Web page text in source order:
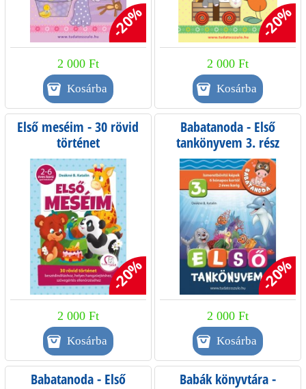
-20%
2 000 Ft
-20%
2 000 Ft
Első meséim - 30 rövid
történet
beszédindításhoz, helyes
hangzóejtéshez
-20%
2 000 Ft
Babatanoda - Első
tankönyvem 3. rész
-20%
2 000 Ft
Babatanoda - Első
Babák könyvtára -